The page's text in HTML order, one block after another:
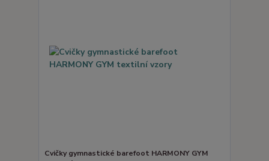
Cvičky gymnastické barefoot HARMONY GYM